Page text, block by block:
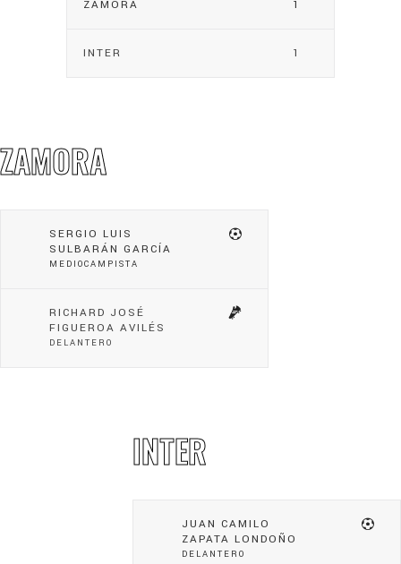
ZAMORA 1
INTER 1
ZAMORA
SERGIO LUIS
SULBARÁN GARCÍA
MEDIOCAMPISTA
RICHARD JOSÉ
FIGUEROA AVILÉS
DELANTERO
INTER
JUAN CAMILO
ZAPATA LONDOÑO
DELANTERO